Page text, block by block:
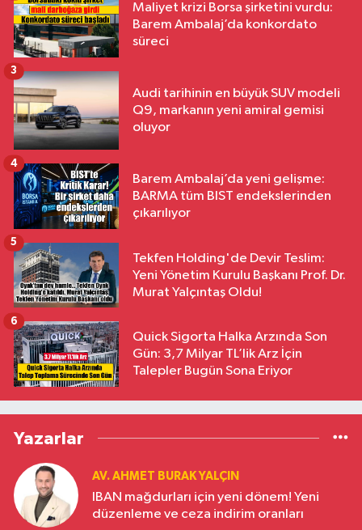
Maliyet krizi Borsa şirketini vurdu:
Barem Ambalaj’da konkordato
süreci
Audi tarihinin en büyük SUV modeli
Q9, markanın yeni amiral gemisi
oluyor
3
Barem Ambalaj’da yeni gelişme:
BARMA tüm BIST endekslerinden
çıkarılıyor
4
Tekfen Holding'de Devir Teslim:
Yeni Yönetim Kurulu Başkanı Prof. Dr.
Murat Yalçıntaş Oldu!
5
Quick Sigorta Halka Arzında Son
Gün: 3,7 Milyar TL’lik Arz İçin
Talepler Bugün Sona Eriyor
6
Yazarlar
AV. AHMET BURAK YALÇIN
IBAN mağdurları için yeni dönem! Yeni
düzenleme ve ceza indirim oranları